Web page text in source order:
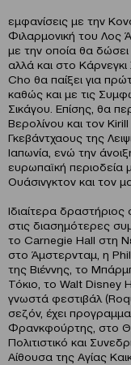
εμφανίσεις με την
Φιλαρμονική του Λος
με την οποία θα
αλλά και στο
Cho θα παίξει για
καθώς και με τις
Σικάγου. Επίσης, θα
Βερολίνου και τον
Γκεβάντχαους της
Ιαπωνία, ενώ την
ευρωπαϊκή περιοδεία
Ουάσινγκτον και τον
Ιδιαίτερα δραστήριος
στις διασημότερες
το Carnegie Hall στη
στο Άμστερνταμ, η
της Βιέννης, το
Τόκιο, το Walt Disney
γνωστά φεστιβάλ
σεζόν, έχει
Φρανκφούρτης, στο
Πολιτιστικό και
Αίθουσα της Αγίας